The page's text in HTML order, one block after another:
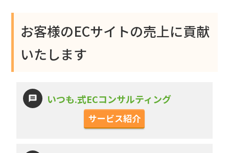
お客様のECサイトの売上に貢献
いたします
いつも.式ECコンサルティング
サービス紹介